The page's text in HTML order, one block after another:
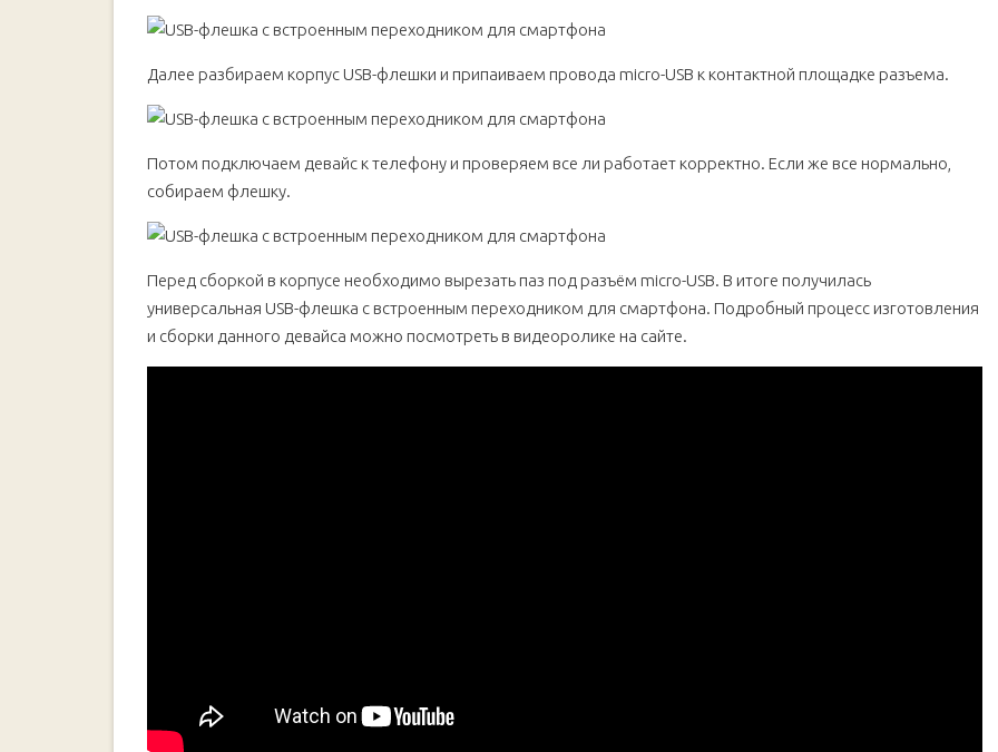
Далее разбираем корпус USB-флешки и припаиваем провода micro-USB к контактной площадке разъема.
Потом подключаем девайс к телефону и проверяем все ли работает корректно. Если же все нормально,
собираем флешку.
Перед сборкой в корпусе необходимо вырезать паз под разъём micro-USB. В итоге получилась
универсальная USB-флешка с встроенным переходником для смартфона. Подробный процесс изготовления
и сборки данного девайса можно посмотреть в видеоролике на сайте.